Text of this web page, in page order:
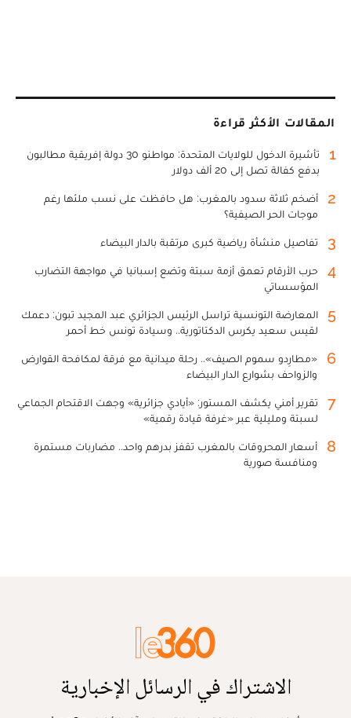
المقالات الأكثر قراءة
1
تأشيرة الدخول للولايات المتحدة: مواطنو 30 دولة إفريقية مطالبون
بدفع كفالة تصل إلى 20 ألف دولار
2
أضخم ثلاثة سدود بالمغرب: هل حافظت على نسب ملئها رغم
موجات الحر الصيفية؟
3 تفاصيل منشأة رياضية كبرى مرتقبة بالدار البيضاء
4
حرب الأرقام تعمق أزمة سبتة وتضع إسبانيا في مواجهة التضارب
المؤسساتي
5
المعارضة التونسية تراسل الرئيس الجزائري عبد المجيد تبون: دعمك
لقيس سعيد يكرس الدكتاتورية.. وسيادة تونس خط أحمر
6
«مطارِدو سموم الصيف».. رحلة ميدانية مع فرقة لمكافحة القوارض
والزواحف بشوارع الدار البيضاء
7
تقرير أمني يكشف المستور: «أيادي جزائرية» وجهت الاقتحام الجماعي
لسبتة ومليلية عبر «غرفة قيادة رقمية»
8
أسعار المحروقات بالمغرب تقفز بدرهم واحد.. مضاربات مستمرة
ومنافسة صورية
الاشتراك في الرسائل الإخبارية